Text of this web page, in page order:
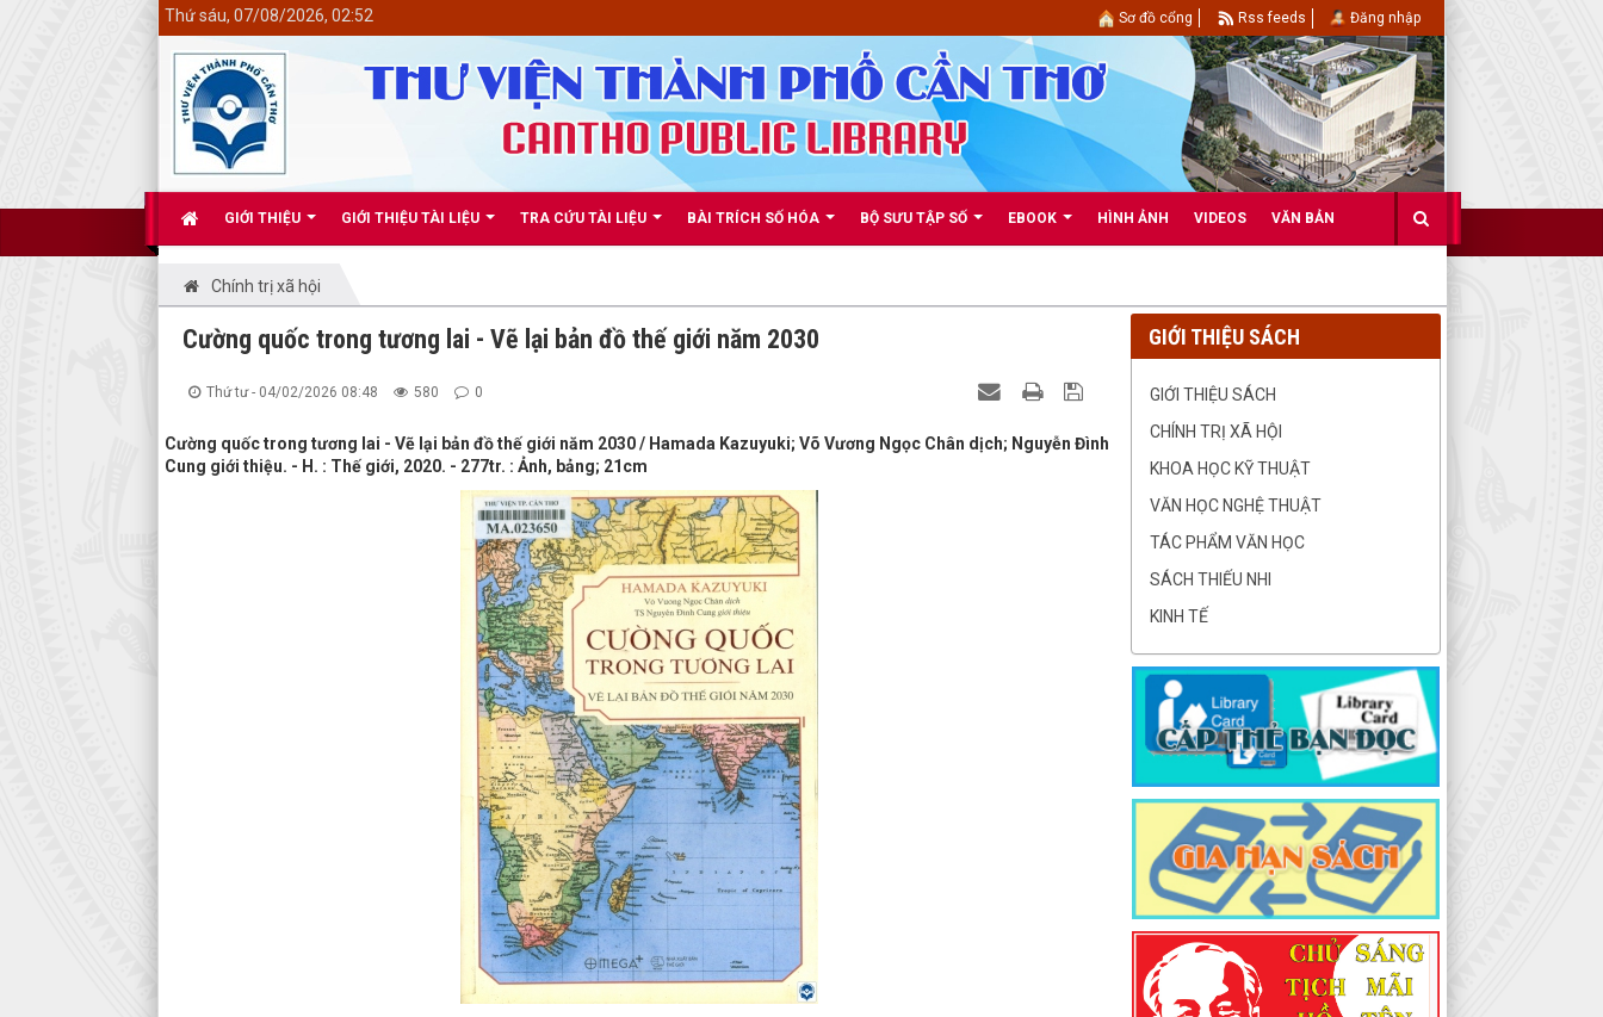
GIỚI THIỆU GIỚI THIỆU TÀI LIỆU TRA CỨU TÀI LIỆU BÀI TRÍCH SỐ HÓA BỘ SƯU TẬP SỐ EBOOK HÌNH ẢNH VIDEOS VĂN BẢN
Thứ sáu, 07/08/2026, 02:52 Sơ đồ cổng Rss feeds Đăng nhập
Chính trị xã hội
Cường quốc trong tương lai - Vẽ lại bản đồ thế giới năm 2030
Thứ tư - 04/02/2026 08:48 580 0
Cường quốc trong tương lai - Vẽ lại bản đồ thế giới năm 2030 / Hamada Kazuyuki; Võ Vương Ngọc Chân dịch; Nguyễn Đình
Cung giới thiệu. - H. : Thế giới, 2020. - 277tr. : Ảnh, bảng; 21cm
GIỚI THIỆU SÁCH
GIỚI THIỆU SÁCH
CHÍNH TRỊ XÃ HỘI
KHOA HỌC KỸ THUẬT
VĂN HỌC NGHỆ THUẬT
TÁC PHẨM VĂN HỌC
SÁCH THIẾU NHI
KINH TẾ